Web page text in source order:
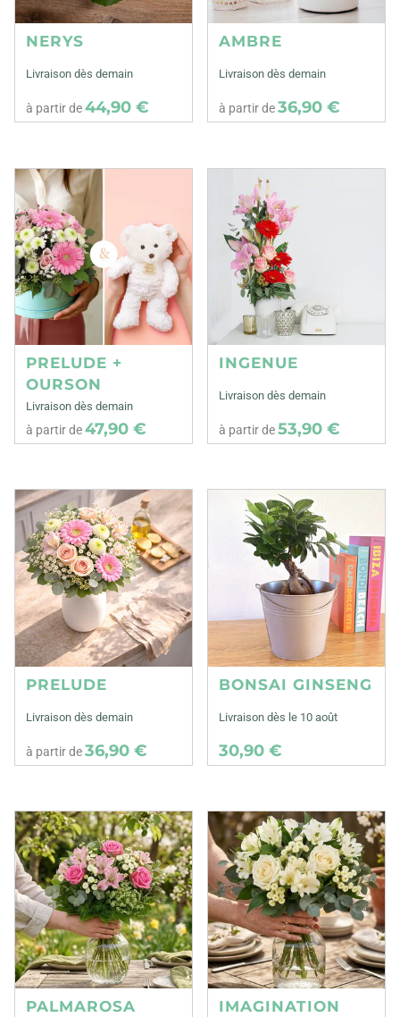
NERYS
Livraison dès demain
à partir de44,90 €
AMBRE
Livraison dès demain
à partir de36,90 €
PRELUDE +
OURSON
Livraison dès demain
à partir de47,90 €
INGENUE
Livraison dès demain
à partir de53,90 €
PRELUDE
Livraison dès demain
à partir de36,90 €
BONSAI GINSENG
Livraison dès le 10 août
30,90 €
PALMAROSA IMAGINATION